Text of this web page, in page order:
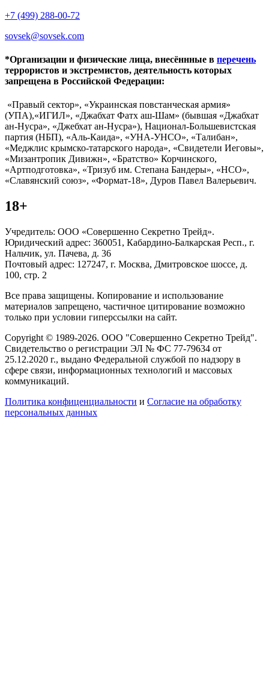
+7 (499) 288-00-72
sovsek@sovsek.com
*Организации и физические лица, внесённные в перечень
террористов и экстремистов, деятельность которых
запрещена в Российской Федерации:
«Правый сектор», «Украинская повстанческая армия»
(УПА),«ИГИЛ», «Джабхат Фатх аш-Шам» (бывшая «Джабхат
ан-Нусра», «Джебхат ан-Нусра»), Национал-Большевистская
партия (НБП), «Аль-Каида», «УНА-УНСО», «Талибан»,
«Меджлис крымско-татарского народа», «Свидетели Иеговы»,
«Мизантропик Дивижн», «Братство» Корчинского,
«Артподготовка», «Тризуб им. Степана Бандеры», «НСО»,
«Славянский союз», «Формат-18», Дуров Павел Валерьевич.
18+
Учредитель: ООО «Совершенно Секретно Трейд».
Юридический адрес: 360051, Кабардино-Балкарская Респ., г.
Нальчик, ул. Пачева, д. 36
Почтовый адрес: 127247, г. Москва, Дмитровское шоссе, д.
100, стр. 2
Все права защищены. Копирование и использование
материалов запрещено, частичное цитирование возможно
только при условии гиперссылки на сайт.
Copyright © 1989-2026. ООО "Совершенно Секретно Трейд".
Свидетельство о регистрации ЭЛ № ФС 77-79634 от
25.12.2020 г., выдано Федеральной службой по надзору в
сфере связи, информационных технологий и массовых
коммуникаций.
Политика конфиценциальности и Согласие на обработку
персональных данных